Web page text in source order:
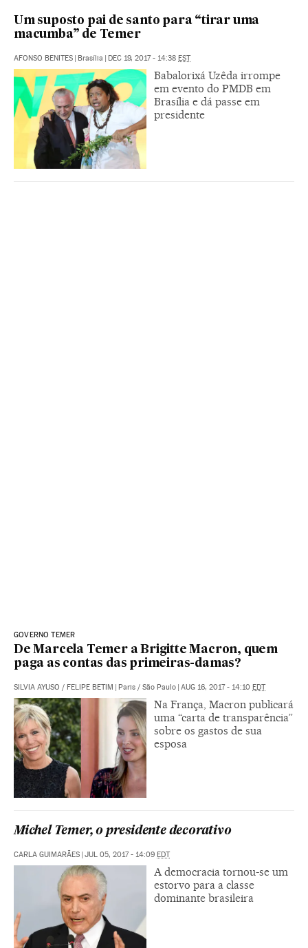
Um suposto pai de santo para “tirar uma
macumba” de Temer
AFONSO BENITES Brasília DEC 19, 2017 - 14:38 EST
Babalorixá Uzêda irrompe
em evento do PMDB em
Brasília e dá passe em
presidente
GOVERNO TEMER
De Marcela Temer a Brigitte Macron, quem
paga as contas das primeiras-damas?
SILVIA AYUSO / FELIPE BETIM Paris / São Paulo AUG 16, 2017 - 14:10 EDT
Na França, Macron publicará
uma “carta de transparência”
sobre os gastos de sua
esposa
Michel Temer, o presidente decorativo
CARLA GUIMARÃES JUL 05, 2017 - 14:09 EDT
A democracia tornou-se um
estorvo para a classe
dominante brasileira